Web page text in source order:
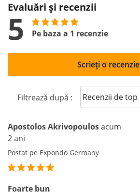
Evaluări și recenzii
5 Pe baza a 1 recenzie
Scrieți o recenzie
Filtrează după : Sort reviews
Apostolos Akrivopoulosacum
2 ani
Postat pe Expondo Germany
Foarte bun